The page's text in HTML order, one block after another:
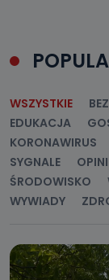
Wielkopolski
Kiedy i
Państwa
Telewizja
Ostrów
przekazuje
procesach
Po wyrażeniu
mają Państwo
WSZYSTKIE
EDUKACJA
KORONAWIRUS
SYGNALE
ŚRODOWISKO
WYWIADY